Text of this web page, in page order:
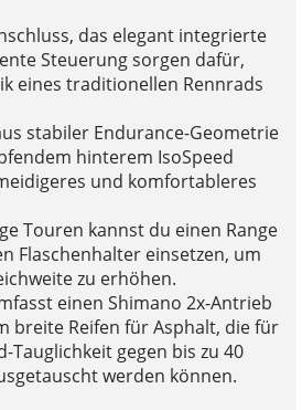
das elegant integrierte
Steuerung sorgen dafür,
eines traditionellen Rennrads
stabiler Endurance-Geometrie
hinterem IsoSpeed
und komfortableres
Touren kannst du einen Range
Flaschenhalter einsetzen, um
zu erhöhen.
einen Shimano 2x-Antrieb
breite Reifen für Asphalt, die für
Tauglichkeit gegen bis zu 40
werden können.